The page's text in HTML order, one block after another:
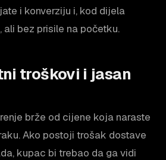
i konverziju i, kod dijela
ali bez prisile na početku.
troškovi i jasan
brže od cijene koja naraste
Ako postoji trošak dostave
kupac bi trebao da ga vidi